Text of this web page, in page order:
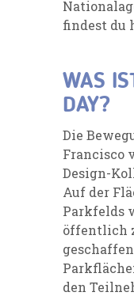
findest du
WAS
DAY?
Die
Francisco
Design-
Auf der
Parkfelds
öffentlich
den